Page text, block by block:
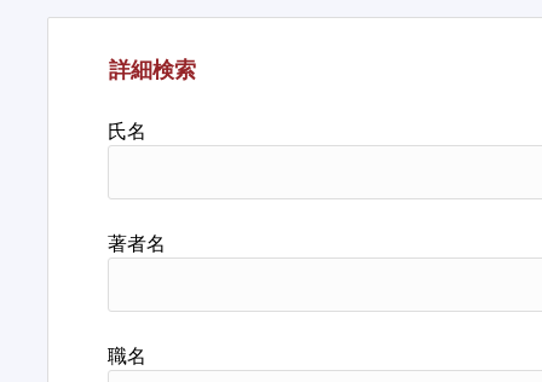
詳細検索
氏名
著者名
職名